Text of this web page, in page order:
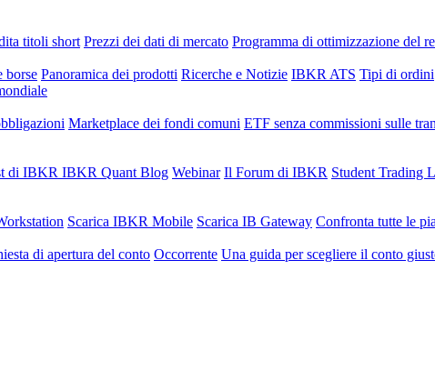
titoli short Prezzi dei dati di mercato Programma di ottimizzazione del
borse Panoramica dei prodotti Ricerche e Notizie IBKR ATS Tipi di ordini
Marketplace dei fondi comuni ETF senza commissioni sulle
di IBKR IBKR Quant Blog Webinar Il Forum di IBKR Student Trading
Scarica IBKR Mobile Scarica IB Gateway Confronta tutte le
di apertura del conto Occorrente Una guida per scegliere il conto